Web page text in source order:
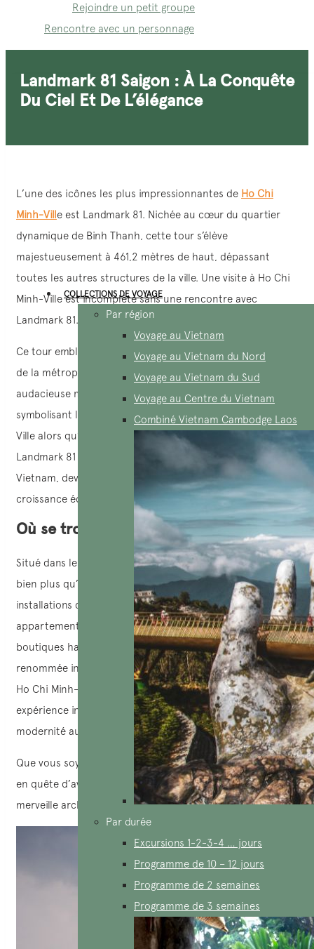
Rejoindre un petit groupe
Rencontre avec un personnage
COLLECTIONS DE VOYAGE
Par région
Voyage au Vietnam
Voyage au Vietnam du Nord
Voyage au Vietnam du Sud
Voyage au Centre du Vietnam
Combiné Vietnam Cambodge Laos
Par durée
Excursions 1-2-3-4 … jours
Programme de 10 – 12 jours
Programme de 2 semaines
Programme de 3 semaines
Landmark 81 Saigon : À La Conquête
Du Ciel Et De L’élégance
L’une des icônes les plus impressionnantes de Ho Chi
Minh-Ville est Landmark 81. Nichée au cœur du quartier
dynamique de Binh Thanh, cette tour s’élève
majestueusement à 461,2 mètres de haut, dépassant
toutes les autres structures de la ville. Une visite à Ho Chi
Minh-Ville est incomplète sans une rencontre avec
Landmark 81.
Ce tour emblématique incarne la modernité et l’innovation
de la métropole vietnamienne. Son architecture
audacieuse marque le paysage urbain de la ville,
symbolisant le dynamisme et l’ambition de Ho Chi Minh-
Ville alors qu’elle se tourne résolument vers l’avenir.
Landmark 81 représente le progrès et la prospérité du
Vietnam, devenant rapidement un symbole de la
croissance économique et de l’évolution sociale du pays.
Où se trouve la Tour de Landmark ?
Situé dans le quartier de Binh Thanh, Landmark 81 offre
bien plus qu’une simple vue panoramique. Avec ses
installations de classe mondiale, comprenant des
appartements de luxe, des restaurants exquis, des
boutiques haut de gamme et même un hôtel de
renommée internationale, cette tour incarne le meilleur de
Ho Chi Minh-Ville. Une visite à Landmark 81 promet une
expérience inoubliable, alliant élégance, confort et
modernité au cœur de la ville.
Que vous soyez un habitant de longue date ou un visiteur
en quête d’aventure, ne manquez pas de découvrir cette
merveille architecturale.